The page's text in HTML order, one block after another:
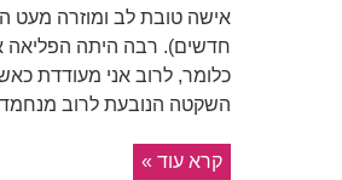
אישה טובת לב ומוזרה
חדשים). רבה היתה הפליאה
כלומר, לרוב אני מעודדת
השקטה הנובעת לרוב
קרא עוד »